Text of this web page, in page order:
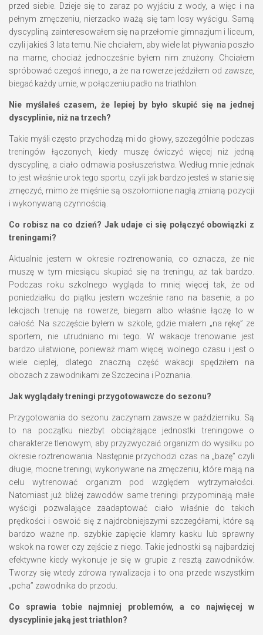
przed siebie. Dzieje się to zaraz po wyjściu z wody, a więc i na
pełnym zmęczeniu, nierzadko ważą się tam losy wyścigu. Samą
dyscypliną zainteresowałem się na przełomie gimnazjum i liceum,
czyli jakieś 3 lata temu. Nie chciałem, aby wiele lat pływania poszło
na marne, chociaż jednocześnie byłem nim znużony. Chciałem
spróbować czegoś innego, a że na rowerze jeździłem od zawsze,
biegać każdy umie, w połączeniu padło na triathlon.
Nie myślałeś czasem, że lepiej by było skupić się na jednej
dyscyplinie, niż na trzech?
Takie myśli często przychodzą mi do głowy, szczególnie podczas
treningów łączonych, kiedy muszę ćwiczyć więcej niż jedną
dyscyplinę, a ciało odmawia posłuszeństwa. Według mnie jednak
to jest właśnie urok tego sportu, czyli jak bardzo jesteś w stanie się
zmęczyć, mimo że mięśnie są oszołomione nagłą zmianą pozycji
i wykonywaną czynnością.
Co robisz na co dzień? Jak udaje ci się połączyć obowiązki z
treningami?
Aktualnie jestem w okresie roztrenowania, co oznacza, że nie
muszę w tym miesiącu skupiać się na treningu, aż tak bardzo.
Podczas roku szkolnego wygląda to mniej więcej tak, że od
poniedziałku do piątku jestem wcześnie rano na basenie, a po
lekcjach trenuję na rowerze, biegam albo właśnie łączę to w
całość. Na szczęście byłem w szkole, gdzie miałem „na rękę” ze
sportem, nie utrudniano mi tego. W wakacje trenowanie jest
bardzo ułatwione, ponieważ mam więcej wolnego czasu i jest o
wiele cieplej, dlatego znaczną część wakacji spędziłem na
obozach z zawodnikami ze Szczecina i Poznania.
Jak wyglądały treningi przygotowawcze do sezonu?
Przygotowania do sezonu zaczynam zawsze w październiku. Są
to na początku niezbyt obciążające jednostki treningowe o
charakterze tlenowym, aby przyzwyczaić organizm do wysiłku po
okresie roztrenowania. Następnie przychodzi czas na „bazę” czyli
długie, mocne treningi, wykonywane na zmęczeniu, które mają na
celu wytrenować organizm pod względem wytrzymałości.
Natomiast już bliżej zawodów same treningi przypominają małe
wyścigi pozwalające zaadaptować ciało właśnie do takich
prędkości i oswoić się z najdrobniejszymi szczegółami, które są
bardzo ważne np. szybkie zapięcie klamry kasku lub sprawny
wskok na rower czy zejście z niego. Takie jednostki są najbardziej
efektywne kiedy wykonuje je się w grupie z resztą zawodników.
Tworzy się wtedy zdrowa rywalizacja i to ona przede wszystkim
„pcha” zawodnika do przodu.
Co sprawia tobie najmniej problemów, a co najwięcej w
dyscyplinie jaką jest triathlon?